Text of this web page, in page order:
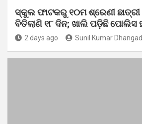
ସ୍କୁଲ ଫାଟକରୁ ୧୦ମ ଶ୍ରେଣୀ
ବିତିଲାଣି ୧୮ ଦିନ; ଖାଲି ପଡ଼ିଛି ପୋଲିସ
2 days ago Sunil Kumar